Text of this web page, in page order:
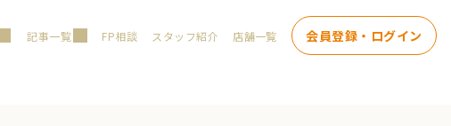
記事一覧 FP相談 スタッフ紹介 店舗一覧 会員登録・ログイン